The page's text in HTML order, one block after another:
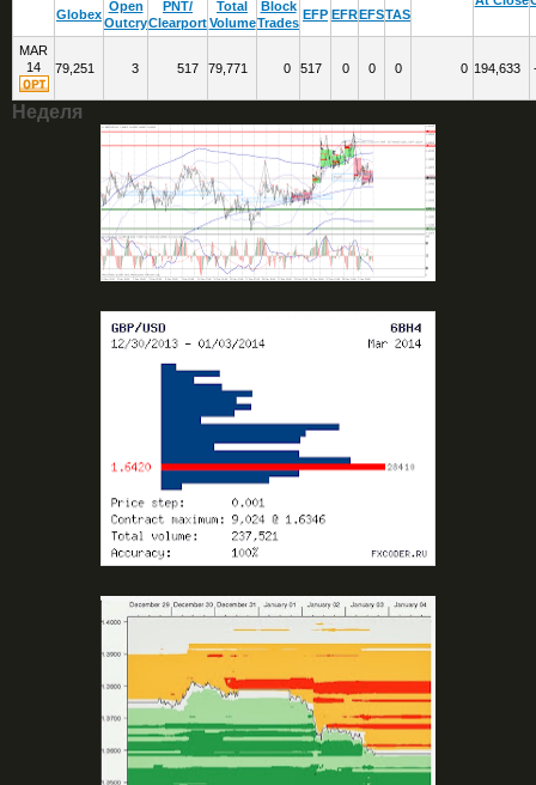
Globex
Open
Outcry
PNT/
Clearport
Total
Volume
Block
Trades
EFP EFREFSTAS
MAR
14
79,251 3 517 79,771 0 517 0 0 0 0 194,633
Неделя